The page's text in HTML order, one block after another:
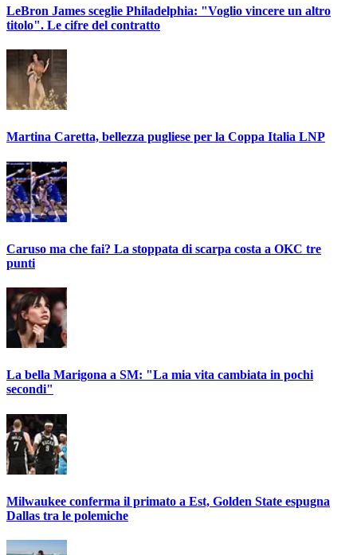
LeBron James sceglie Philadelphia: "Voglio vincere un altro
titolo". Le cifre del contratto
Martina Caretta, bellezza pugliese per la Coppa Italia LNP
Caruso ma che fai? La stoppata di scarpa costa a OKC tre
punti
La bella Marigona a SM: "La mia vita cambiata in pochi
secondi"
Milwaukee conferma il primato a Est, Golden State espugna
Dallas tra le polemiche